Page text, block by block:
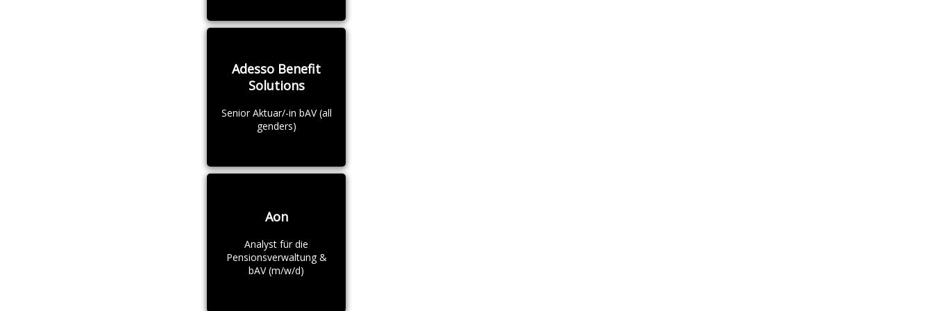
Adesso Benefit
Solutions
Senior Aktuar/-in bAV (all
genders)
Aon
Analyst für die
Pensionsverwaltung &
bAV (m/w/d)